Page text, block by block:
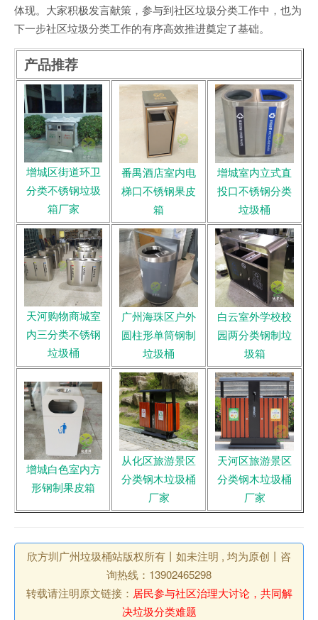
体现。大家积极发言献策，参与到社区垃圾分类工作中，也为
下一步社区垃圾分类工作的有序高效推进奠定了基础。
产品推荐
增城区街道环卫
分类不锈钢垃圾
箱厂家
番禺酒店室内电
梯口不锈钢果皮
箱
增城室内立式直
投口不锈钢分类
垃圾桶
天河购物商城室
内三分类不锈钢
垃圾桶
广州海珠区户外
圆柱形单筒钢制
垃圾桶
白云室外学校校
园两分类钢制垃
圾箱
增城白色室内方
形钢制果皮箱
从化区旅游景区
分类钢木垃圾桶
厂家
天河区旅游景区
分类钢木垃圾桶
厂家
欣方圳广州垃圾桶站版权所有丨如未注明 , 均为原创丨咨
询热线：13902465298
转载请注明原文链接： 居民参与社区治理大讨论，共同解
决垃圾分类难题